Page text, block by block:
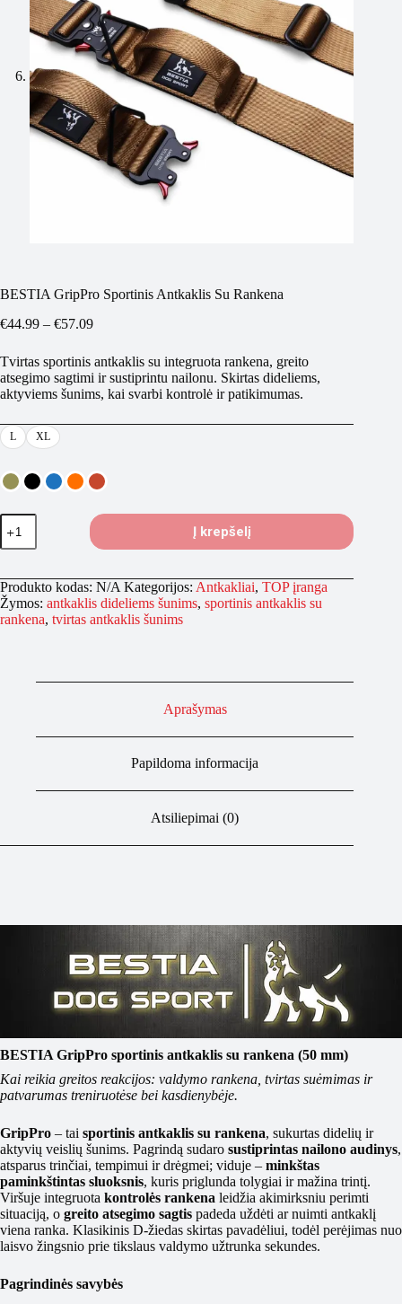
BESTIA GripPro Sportinis Antkaklis Su Rankena
€44.99 – €57.09Price
€44.99
through
€57.09
Tvirtas sportinis antkaklis su integruota rankena, greito
atsegimo sagtimi ir sustiprintu nailonu. Skirtas dideliems,
aktyviems šunims, kai svarbi kontrolė ir patikimumas.
L XL
produkto
kiekis:
BESTIA
Sportinis
Antkaklis
Su
Rankena
Į krepšelį
Produkto kodas: N/A Kategorijos: Antkakliai, TOP įranga
Žymos: antkaklis dideliems šunims, sportinis antkaklis su
rankena, tvirtas antkaklis šunims
Aprašymas
Papildoma informacija
Atsiliepimai (0)
BESTIA GripPro sportinis antkaklis su rankena (50 mm)
Kai reikia greitos reakcijos: valdymo rankena, tvirtas suėmimas ir
patvarumas treniruotėse bei kasdienybėje.
GripPro – tai sportinis antkaklis su rankena, sukurtas didelių ir
aktyvių veislių šunims. Pagrindą sudaro sustiprintas nailono audinys,
atsparus trinčiai, tempimui ir drėgmei; viduje – minkštas
paminkštintas sluoksnis, kuris priglunda tolygiai ir mažina trintį.
Viršuje integruota kontrolės rankena leidžia akimirksniu perimti
situaciją, o greito atsegimo sagtis padeda uždėti ar nuimti antkaklį
viena ranka. Klasikinis D-žiedas skirtas pavadėliui, todėl perėjimas nuo
laisvo žingsnio prie tikslaus valdymo užtrunka sekundes.
Pagrindinės savybės